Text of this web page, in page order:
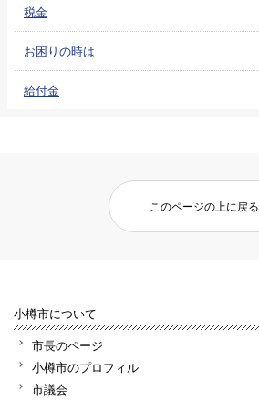
税金
お困りの時は
給付金
このページの上に戻る
小樽市について
市長のページ
小樽市のプロフィル
市議会